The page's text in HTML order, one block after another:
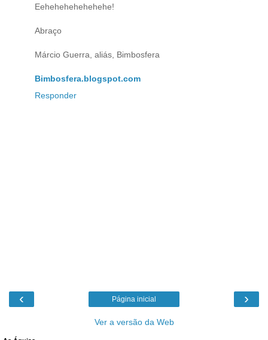
Eehehehehehehehe!
Abraço
Márcio Guerra, aliás, Bimbosfera
Bimbosfera.blogspot.com
Responder
‹ ›
Página inicial
Ver a versão da Web